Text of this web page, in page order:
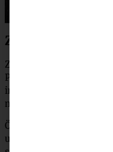
Zubereitung für
Zwiebel und Knoblauch
Paprika- und
in Würfel, Chili in feine
nicht in die Augen
Öl in einem großen
und Knoblauchwürfel